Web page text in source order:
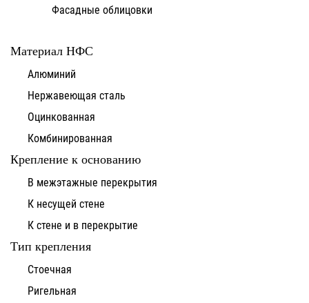
Фасадные облицовки
Материал НФС
Алюминий
Нержавеющая сталь
Оцинкованная
Комбинированная
Крепление к основанию
В межэтажные перекрытия
К несущей стене
К стене и в перекрытие
Тип крепления
Стоечная
Ригельная